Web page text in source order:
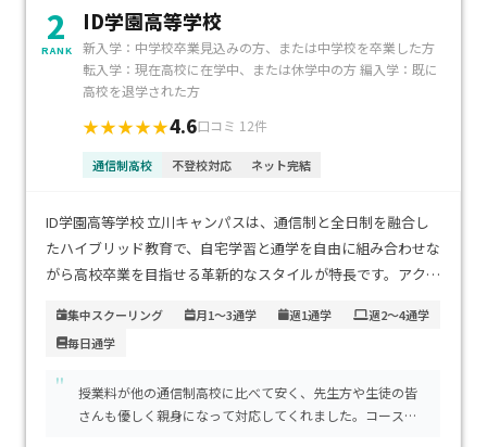
2
RANK
ID学園高等学校
新入学：中学校卒業見込みの方、または中学校を卒業した方
転入学：現在高校に在学中、または休学中の方 編入学：既に
高校を退学された方
★★★★★4.6口コミ 12件
通信制高校 不登校対応 ネット完結
ID学園高等学校 立川キャンパスは、通信制と全日制を融合し
たハイブリッド教育で、自宅学習と通学を自由に組み合わせな
がら高校卒業を目指せる革新的なスタイルが特長です。アクセ
抜群で、通いやすさが安心材料です。学費は通信型だと１単位
6900円と業界最安級で、年６回のスクーリングとオンライン
で効率よく進められます。さらに、河合塾マナビスと提携した
大学受験特化コースを2025年4月より導入し、志望校合格への
集中スクーリング 月1～3通学 週1通学
週2～4通学
毎日通学
"
授業料が他の通信制高校に比べて安く、先生方や生徒の皆
さんも優しく親身になって対応してくれました。コースを